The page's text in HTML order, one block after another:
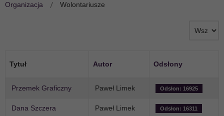
Organizacja
Wolontariusze
Tytuł Autor Odsłony
Przemek Graficzny Paweł Limek Odsłon: 16925
Dana Szczera Paweł Limek Odsłon: 16311